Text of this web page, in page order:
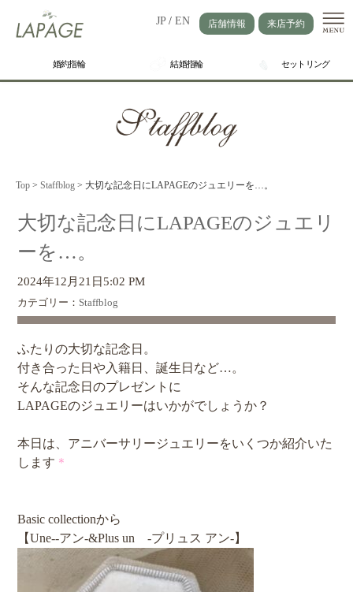
来店予約
店舗情報
JP / EN
婚約指輪 結婚指輪 セットリング
Top > Staffblog > 大切な記念日にLAPAGEのジュエリーを…。
大切な記念日にLAPAGEのジュエリ
ーを…。
2024年12月21日5:02 PM
カテゴリー： Staffblog
ふたりの大切な記念日。
付き合った日や入籍日、誕生日など…。
そんな記念日のプレゼントに
LAPAGEのジュエリーはいかがでしょうか？
本日は、アニバーサリージュエリーをいくつか紹介いた
します ＊
Basic collectionから
【Une-‐アン‐&Plus un ‐プリュス アン‐】